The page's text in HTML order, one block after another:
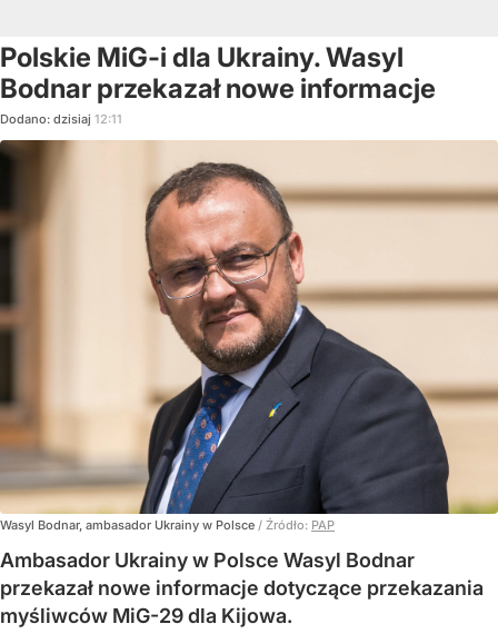
Polskie MiG-i dla Ukrainy. Wasyl
Bodnar przekazał nowe informacje
Dodano: dzisiaj 12:11
Wasyl Bodnar, ambasador Ukrainy w Polsce / Źródło: PAP
Ambasador Ukrainy w Polsce Wasyl Bodnar
przekazał nowe informacje dotyczące przekazania
myśliwców MiG-29 dla Kijowa.